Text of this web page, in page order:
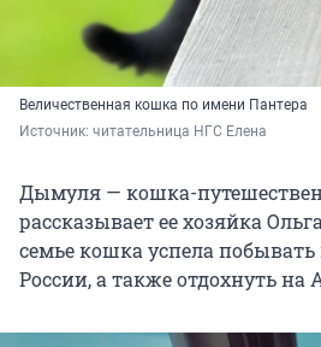
Величественная кошка по имени Пантера
Источник: читательница НГС Елена
Дымуля — кошка-
рассказывает ее хозяйка
семье кошка успела побывать
России, а также отдохнуть на